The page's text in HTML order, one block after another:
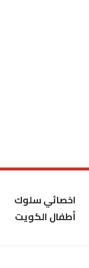
اخصائي سلوك
أطفال الكويت